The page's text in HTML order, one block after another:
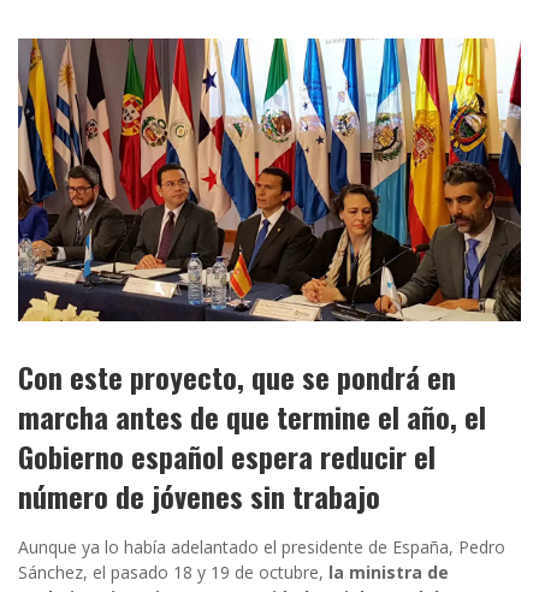
Con este proyecto, que se pondrá en
marcha antes de que termine el año, el
Gobierno español espera reducir el
número de jóvenes sin trabajo
Aunque ya lo había adelantado el presidente de España, Pedro
Sánchez, el pasado 18 y 19 de octubre, la ministra de